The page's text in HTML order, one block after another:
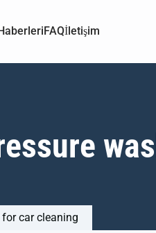
FAQİletişim
car cleaning